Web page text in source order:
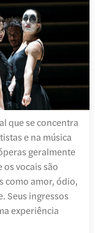
que se concentra
e na música
geralmente
os vocais são
como amor, ódio,
Seus ingressos
experiência